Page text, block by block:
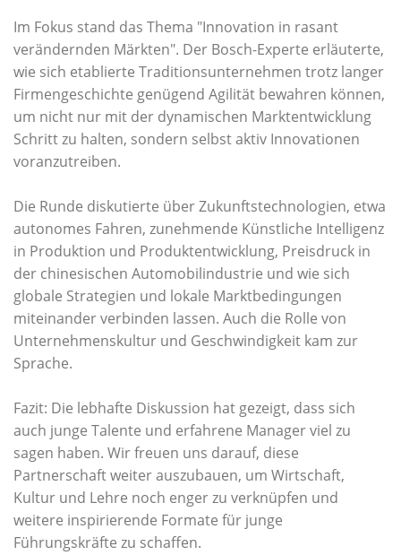
Im Fokus stand das Thema "Innovation in rasant
verändernden Märkten". Der Bosch-Experte erläuterte,
wie sich etablierte Traditionsunternehmen trotz langer
Firmengeschichte genügend Agilität bewahren können,
um nicht nur mit der dynamischen Marktentwicklung
Schritt zu halten, sondern selbst aktiv Innovationen
voranzutreiben.
Die Runde diskutierte über Zukunftstechnologien, etwa
autonomes Fahren, zunehmende Künstliche Intelligenz
in Produktion und Produktentwicklung, Preisdruck in
der chinesischen Automobilindustrie und wie sich
globale Strategien und lokale Marktbedingungen
miteinander verbinden lassen. Auch die Rolle von
Unternehmenskultur und Geschwindigkeit kam zur
Sprache.
Fazit: Die lebhafte Diskussion hat gezeigt, dass sich
auch junge Talente und erfahrene Manager viel zu
sagen haben. Wir freuen uns darauf, diese
Partnerschaft weiter auszubauen, um Wirtschaft,
Kultur und Lehre noch enger zu verknüpfen und
weitere inspirierende Formate für junge
Führungskräfte zu schaffen.